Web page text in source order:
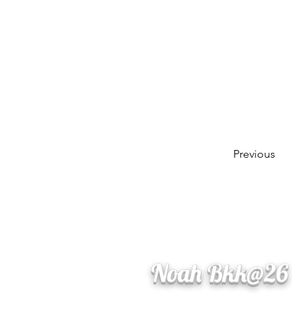
Previous
Noah Bkk@26